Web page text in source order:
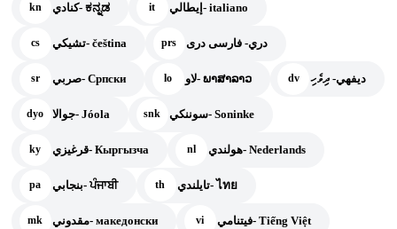
kn كنادي- ಕನ್ನಡ it إيطالي- italiano
cs تشيكي- čeština prs دري- فارسی دری
sr صربي- Српски lo لاو- ພາສາລາວ dv ديفهي- ދިވެހި
dyo جوالا- Jóola snk سوننكي- Soninke
ky قرغيزي- Кыргызча nl هولندي- Nederlands
pa بنجابي- ਪੰਜਾਬੀ th تايلندي- ไทย
mk مقدوني- македонски vi فيتنامي- Tiếng Việt